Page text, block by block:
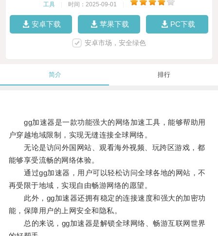
工具 时间：2025-09-01
安卓下载 苹果下载 PC下载
安卓市场，安全绿色
简介 排行
gg加速器是一款功能强大的网络加速工具，能够帮助用
户穿越地域限制，实现无缝连接全球网络。
无论是访问外国网站、观看海外视频、玩跨区游戏，都
能够享受流畅的网络体验。
通过gg加速器，用户可以轻松访问全球各地的网站，不
再受限于地域，实现自由畅游网络的愿望。
此外，gg加速器还拥有稳定的连接速度和强大的加密功
能，保障用户的上网安全和隐私。
总的来说，gg加速器是解锁全球网络、畅游互联网世界